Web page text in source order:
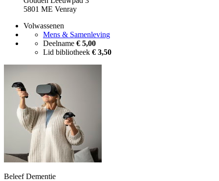
5801 ME Venray
Volwassenen
Mens & Samenleving
Deelname € 5,00
Lid bibliotheek € 3,50
Beleef Dementie